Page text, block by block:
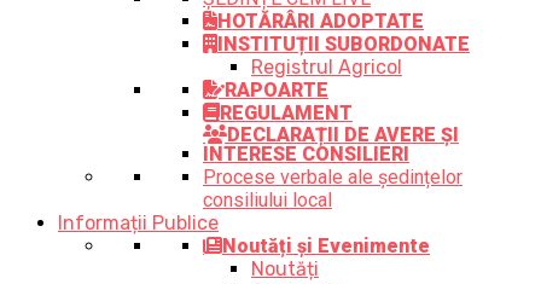
HOTĂRÂRI ADOPTATE
INSTITUȚII SUBORDONATE
Registrul Agricol
RAPOARTE
REGULAMENT
DECLARAȚII DE AVERE ȘI
INTERESE CONSILIERI
Procese verbale ale ședințelor
consiliului local
Informații Publice
Noutăți și Evenimente
Noutăți